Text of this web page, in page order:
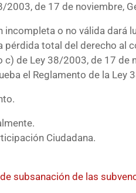
de 17 de noviembre,
o no válida dará
total del derecho al
de Ley 38/2003, de 17 de
el Reglamento de la Ley
Ciudadana.
subsanación de las